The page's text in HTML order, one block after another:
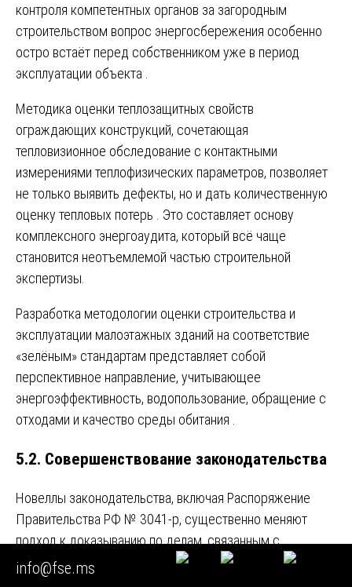
контроля компетентных органов за загородным
строительством вопрос энергосбережения особенно
остро встаёт перед собственником уже в период
эксплуатации объекта
Методика оценки теплозащитных свойств
ограждающих конструкций, сочетающая
тепловизионное обследование с контактными
измерениями теплофизических параметров, позволяет
не только выявить дефекты, но и дать количественную
оценку тепловых потерь
. Это составляет основу
комплексного энергоаудита, который всё чаще
становится неотъемлемой частью строительной
экспертизы.
Разработка методологии оценки строительства и
эксплуатации малоэтажных зданий на соответствие
«зелёным» стандартам представляет собой
перспективное направление, учитывающее
энергоэффективность, водопользование, обращение с
отходами и качество среды обитания
5.2. Совершенствование законодательства
Новеллы законодательства, включая Распоряжение
Правительства РФ № 3041-р, существенно меняют
подход к доказыванию по делам, связанным с
самовольным строительством. Верховный Суд РФ в
Определении № 18-КГ25-9-К4 от 11 марта 2025 года
info@fse.ms